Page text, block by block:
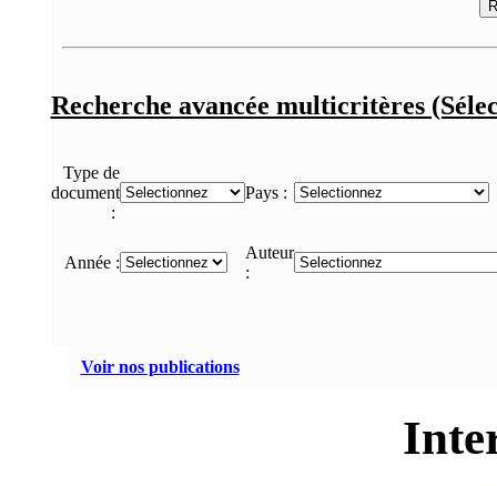
Recherche avancée multicritères
Type de
document
:
Pays :
Année :
Auteur
:
Voir nos publications